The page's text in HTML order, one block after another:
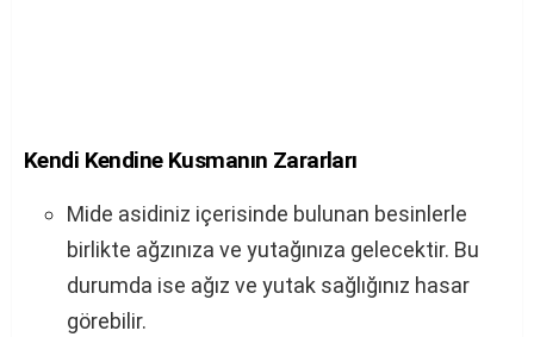
Kendi Kendine Kusmanın Zararları
Mide asidiniz içerisinde bulunan besinlerle
birlikte ağzınıza ve yutağınıza gelecektir. Bu
durumda ise ağız ve yutak sağlığınız hasar
görebilir.